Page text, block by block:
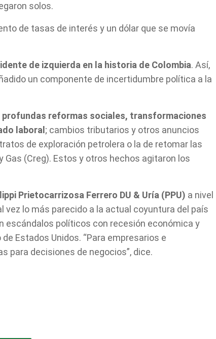
solos.
de tasas de interés y un dólar que se movía
de izquierda en la historia de Colombia. Así,
un componente de incertidumbre política a la
profundas reformas sociales, transformaciones
laboral ; cambios tributarios y otros anuncios
de exploración petrolera o la de retomar las
Gas (Creg). Estos y otros hechos agitaron los
Prietocarrizosa Ferrero DU & Uría (PPU) a nivel
vez lo más parecido a la actual coyuntura del país
escándalos políticos con recesión económica y
Estados Unidos. “Para empresarios e
para decisiones de negocios”, dice.